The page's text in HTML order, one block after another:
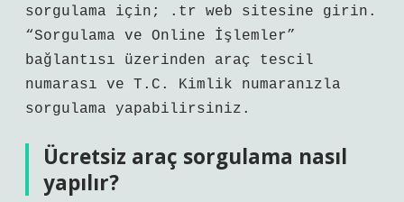
sorgulama için; .tr web sitesine girin.
“Sorgulama ve Online İşlemler”
bağlantısı üzerinden araç tescil
numarası ve T.C. Kimlik numaranızla
sorgulama yapabilirsiniz.
Ücretsiz araç sorgulama nasıl
yapılır?